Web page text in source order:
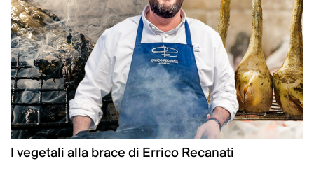
I vegetali alla brace di Errico Recanati